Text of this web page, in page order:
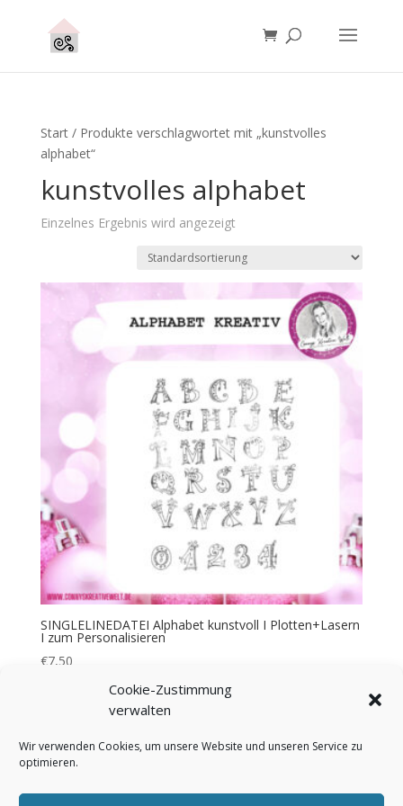
Cookie-Zustimmung
verwalten
Wir verwenden Cookies, um unsere Website und unseren Service zu
optimieren.
Start/ Produkte verschlagwortet mit „kunstvolles
alphabet“
kunstvolles alphabet
Einzelnes Ergebnis wird angezeigt
SINGLELINEDATEI Alphabet kunstvoll I Plotten+Lasern
I zum Personalisieren
€7,50
Bezahlung & Versand
AGB
Impressum Über mich Kontakt